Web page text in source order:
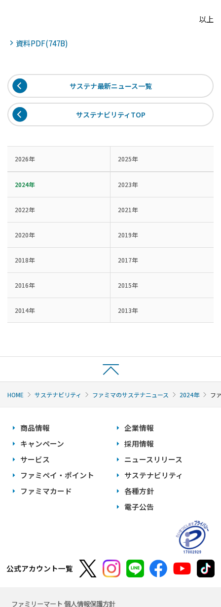
以上
資料PDF(747B)
サステナ最新ニュース一覧
サステナビリティTOP
2026年 2025年
2024年 2023年
2022年 2021年
2020年 2019年
2018年 2017年
2016年 2015年
2014年 2013年
HOME サステナビリティ ファミマのサステナニュース 2024年 フ
商品情報
キャンペーン
サービス
ファミペイ・ポイント
ファミマカード
企業情報
採用情報
ニュースリリース
サステナビリティ
各種方針
電子公告
公式アカウント一覧
ファミリーマート 個人情報保護方針